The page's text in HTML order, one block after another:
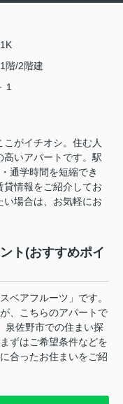
1K
1階/2階建
１
こがイチオシ。住む人
いアパートです。駅
通学時間を短縮でき
貸情報をご紹介してお
い場合は、お気軽にお
ト(おすすめポイ
ベアフルーツ」です。
、こちらのアパートで
泉佐野市での住まい探
ずはご希望条件などを
合ったお住まいをご紹